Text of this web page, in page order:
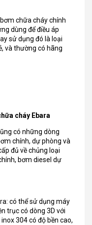
chữa cháy chính
dùng để điều áp
sử dụng đó là loại
và thường có hãng
cháy Ebara
có những dòng
chính, dự phòng và
đủ về chủng loại
bơm diesel dự
có thể sử dụng máy
trục có dòng 3D với
304 có độ bền cao,